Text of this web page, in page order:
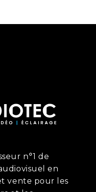
n°1 de
en
vente pour les